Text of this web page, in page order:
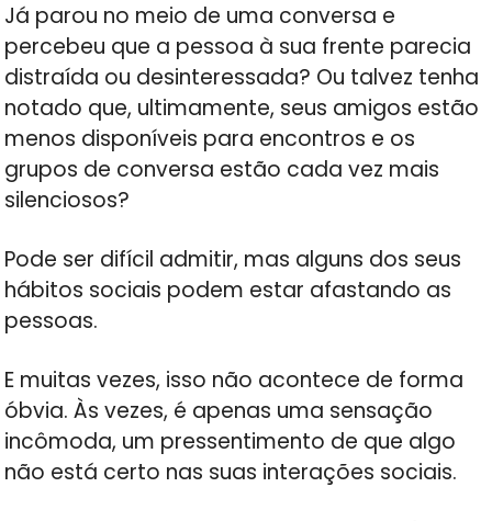
Já parou no meio de uma conversa e
percebeu que a pessoa à sua frente parecia
distraída ou desinteressada? Ou talvez tenha
notado que, ultimamente, seus amigos estão
menos disponíveis para encontros e os
grupos de conversa estão cada vez mais
silenciosos?
Pode ser difícil admitir, mas alguns dos seus
hábitos sociais podem estar afastando as
pessoas.
E muitas vezes, isso não acontece de forma
óbvia. Às vezes, é apenas uma sensação
incômoda, um pressentimento de que algo
não está certo nas suas interações sociais.